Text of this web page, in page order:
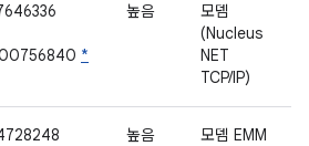
*
높음
모뎀
(Nucleus
NET
TCP/IP)
높음 모뎀 EMM